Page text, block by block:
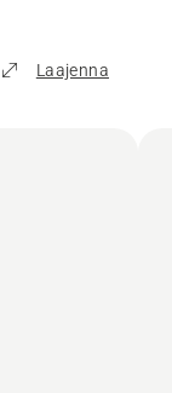
Laajenna